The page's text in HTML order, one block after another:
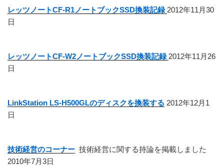
レッツノートCF-R1ノートブックSSD換装記録 2012年11月30
日
レッツノートCF-W2ノートブックSSD換装記録 2012年11月26
日
LinkStation LS-H500GLのディスクを換装する 2012年12月1
日
技術経営のコーナー 技術経営に関する持論を掲載しました
2010年7月3日